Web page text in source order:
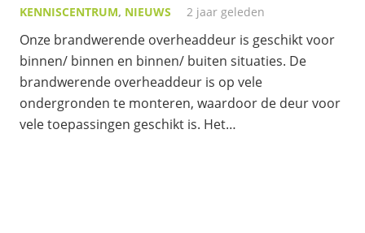
KENNISCENTRUM, NIEUWS 2 jaar geleden
Onze brandwerende overheaddeur is geschikt voor
binnen/ binnen en binnen/ buiten situaties. De
brandwerende overheaddeur is op vele
ondergronden te monteren, waardoor de deur voor
vele toepassingen geschikt is. Het…